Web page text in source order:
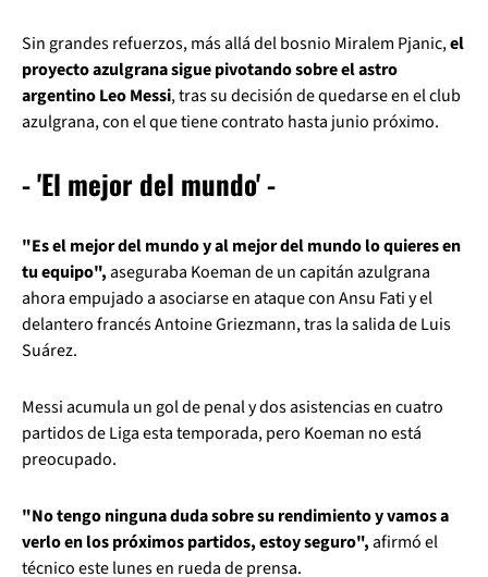
Sin grandes refuerzos, más allá del bosnio Miralem Pjanic,el
proyecto azulgrana sigue pivotando sobre el astro
argentino Leo Messi, tras su decisión de quedarse en el club
azulgrana, con el que tiene contrato hasta junio próximo.
- 'El mejor del mundo' -
"Es el mejor del mundo y al mejor del mundo lo quieres en
tu equipo",aseguraba Koeman de un capitán azulgrana
ahora empujado a asociarse en ataque con Ansu Fati y el
delantero francés Antoine Griezmann, tras la salida de Luis
Suárez.
Messi acumula un gol de penal y dos asistencias en cuatro
partidos de Liga esta temporada, pero Koeman no está
preocupado.
"No tengo ninguna duda sobre su rendimiento y vamos a
verlo en los próximos partidos, estoy seguro",afirmó el
técnico este lunes en rueda de prensa.